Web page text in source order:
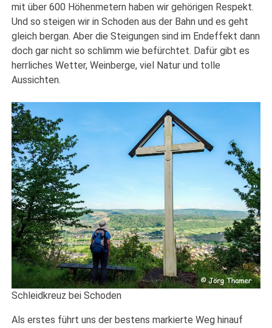
mit über 600 Höhenmetern haben wir gehörigen Respekt.
Und so steigen wir in Schoden aus der Bahn und es geht
gleich bergan. Aber die Steigungen sind im Endeffekt dann
doch gar nicht so schlimm wie befürchtet. Dafür gibt es
herrliches Wetter, Weinberge, viel Natur und tolle
Aussichten.
Schleidkreuz bei Schoden
Als erstes führt uns der bestens markierte Weg hinauf